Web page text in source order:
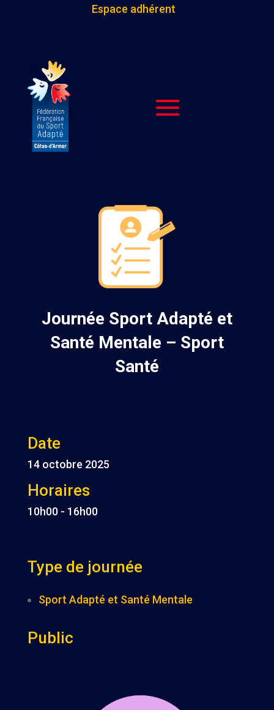
Espace adhérent
Journée Sport Adapté et
Santé Mentale – Sport
Santé
Date
14 octobre 2025
Horaires
10h00 - 16h00
Type de journée
Sport Adapté et Santé Mentale
Public